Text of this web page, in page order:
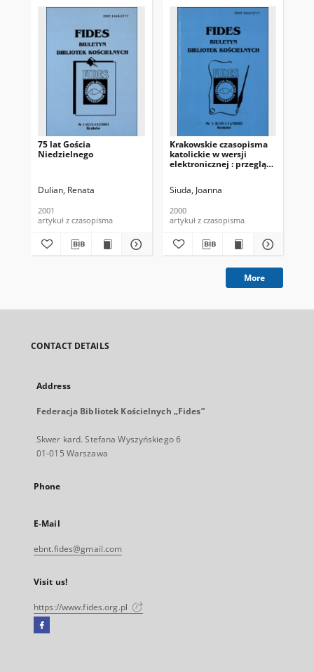
75 lat Gościa
Niedzielnego
Dulian, Renata
2001
artykuł z czasopisma
Krakowskie czasopisma
katolickie w wersji
elektronicznej : przegląd
Siuda, Joanna
2000
artykuł z czasopisma
More
CONTACT DETAILS
Address
Federacja Bibliotek Kościelnych „Fides”
Skwer kard. Stefana Wyszyńskiego 6
01-015 Warszawa
Phone
E-Mail
ebnt.fides@gmail.com
Visit us!
https://www.fides.org.pl
Facebook